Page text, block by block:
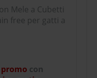
Mele a Cubetti
free per gatti a
promo con